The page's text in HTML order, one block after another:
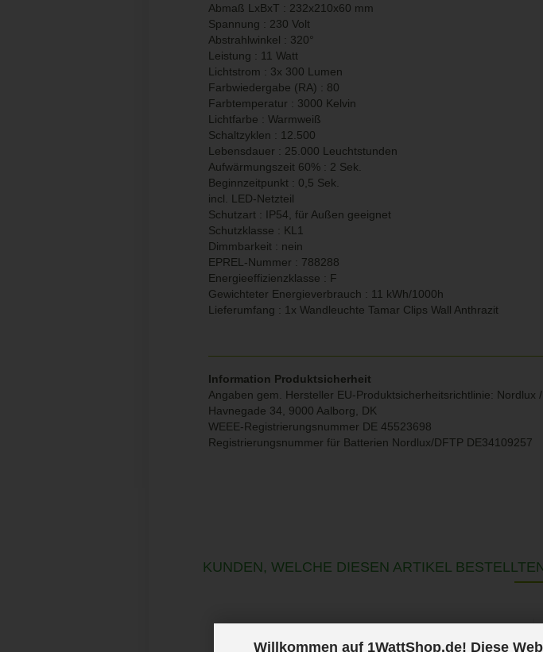
Willkommen auf 1WattShop.de! Diese
Abmaß LxBxT : 232x210x60 mm
Spannung : 230 Volt
Abstrahlwinkel : 320°
Leistung : 11 Watt
Lichtstrom : 3x 300 Lumen
Farbwiedergabe (RA) : 80
Farbtemperatur : 3000 Kelvin
Lichtfarbe : Warmweiß
Schaltzyklen : 12.500
Lebensdauer : 25.000 Leuchtstunden
Aufwärmungszeit 60% : 2 Sek.
Beginnzeitpunkt : 0,5 Sek.
incl. LED-Netzteil
Schutzart : IP54, für Außen geeignet
Schutzklasse : KL1
Dimmbarkeit : nein
EPREL-Nummer : 788288
Energieeffizienzklasse : F
Gewichteter Energieverbrauch : 11 kWh/1000h
Lieferumfang : 1x Wandleuchte Tamar Clips Wall Anthrazit
Information Produktsicherheit
Angaben gem. Hersteller EU-Produktsicherheitsrichtlinie:
Havnegade 34, 9000 Aalborg, DK
WEEE-Registrierungsnummer DE 45523698
Registrierungsnummer für Batterien Nordlux/DFTP DE34109257
KUNDEN, WELCHE DIESEN ARTIKEL